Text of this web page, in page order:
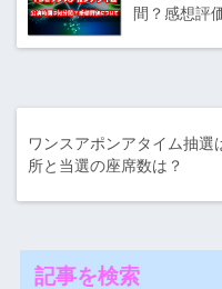
間？感想評
ワンスアポンアタイム抽選
所と当選の座席数は？
記事を検索